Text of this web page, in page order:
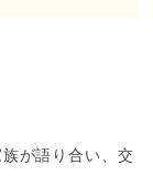
が語り合い、交